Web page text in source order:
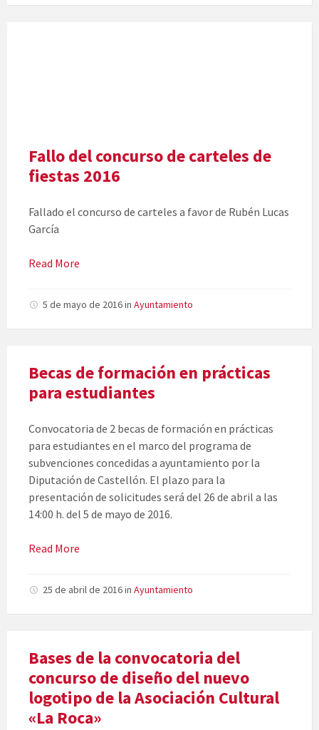
Fallo del concurso de carteles de
fiestas 2016
Fallado el concurso de carteles a favor de Rubén Lucas
García
Read More
5 de mayo de 2016in Ayuntamiento
Becas de formación en prácticas
para estudiantes
Convocatoria de 2 becas de formación en prácticas
para estudiantes en el marco del programa de
subvenciones concedidas a ayuntamiento por la
Diputación de Castellón. El plazo para la
presentación de solicitudes será del 26 de abril a las
14:00 h. del 5 de mayo de 2016.
Read More
25 de abril de 2016in Ayuntamiento
Bases de la convocatoria del
concurso de diseño del nuevo
logotipo de la Asociación Cultural
«La Roca»